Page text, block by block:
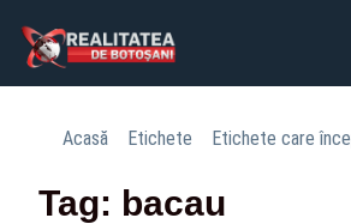
Acasă Etichete Etichete care
Tag: bacau